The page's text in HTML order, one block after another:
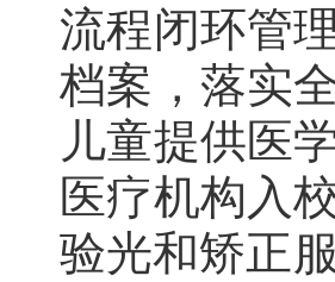
流程闭环管
档案，落实
儿童提供医
医疗机构入
验光和矫正